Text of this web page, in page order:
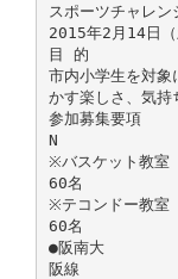
スポーツチャレ
2015年2月14日
目 的
市内小学生を対象
かす楽しさ、気持
参加募集要項
N
※バスケット教室
60名
※テコンドー教室
60名
●阪南大
阪線